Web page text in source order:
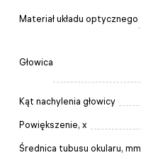
Materiał układu optycznego
Głowica
Kąt nachylenia głowicy
Powiększenie, x
Średnica tubusu okularu, mm